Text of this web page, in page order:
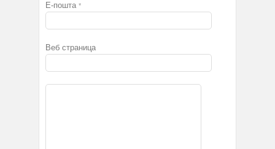
Е-пошта *
Веб страница